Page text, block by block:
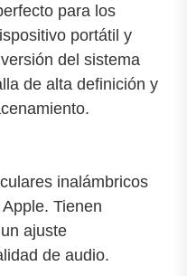
para los
portátil y
del sistema
de alta definición y
inalámbricos
Tienen
ajuste
de audio.